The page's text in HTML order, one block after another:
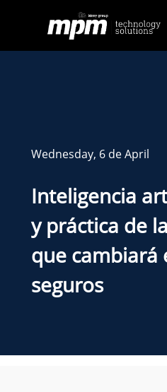
content
Wednesday, 6 de April
Inteligencia
y práctica de
que cambiará
seguros